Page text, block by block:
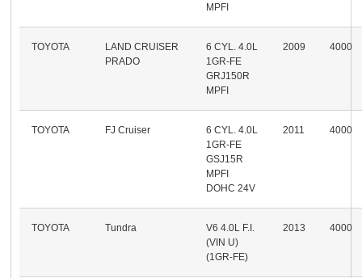
MPFI
TOYOTA
LAND CRUISER
PRADO
6 CYL. 4.0L
1GR-FE
GRJ150R
MPFI
2009 4000
TOYOTA FJ Cruiser
6 CYL. 4.0L
1GR-FE
GSJ15R
MPFI
DOHC 24V
2011 4000
TOYOTA Tundra
V6 4.0L F.I.
(VIN U)
(1GR-FE)
2013 4000